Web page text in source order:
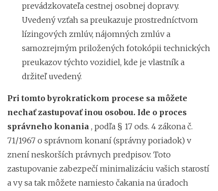
prevádzkovateľa cestnej osobnej dopravy.
Uvedený vzťah sa preukazuje prostredníctvom
lízingových zmlúv, nájomných zmlúv a
samozrejmým priložených fotokópii technických
preukazov týchto vozidiel, kde je vlastník a
držiteľ uvedený.
Pri tomto byrokratickom procese sa môžete
nechať zastupovať inou osobou. Ide o proces
správneho konania , podľa § 17 ods. 4 zákona č.
71/1967 o správnom konaní (správny poriadok) v
znení neskorších právnych predpisov. Toto
zastupovanie zabezpečí minimalizáciu vašich starostí
a vy sa tak môžete namiesto čakania na úradoch